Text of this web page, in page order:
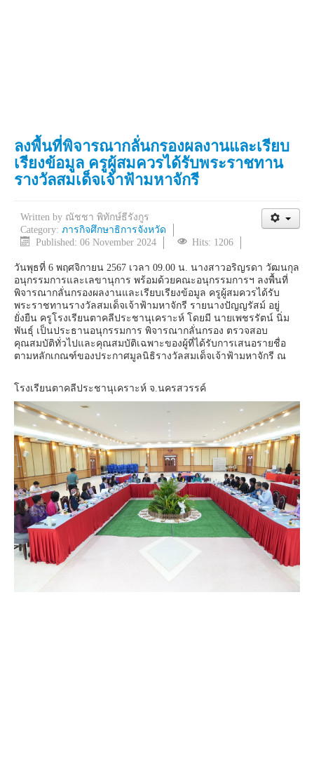
ลงพื้นที่พิจารณากลั่นกรองผลงานและเรียบ
เรียงข้อมูล ครูผู้สมควรได้รับพระราชทาน
รางวัลสมเด็จเจ้าฟ้ามหาจักรี
Written by ณัชชา พิทักษ์ธีรังกูร
Category: ภารกิจศึกษาธิการจังหวัด
Published: 06 November 2024
Hits: 1206
วันพุธที่ 6 พฤศจิกายน 2567 เวลา 09.00 น. นางสาวอริญรดา วัฒนกุล
อนุกรรมการและเลขานุการ พร้อมด้วยคณะอนุกรรมการฯ ลงพื้นที่
พิจารณากลั่นกรองผลงานและเรียบเรียงข้อมูล ครูผู้สมควรได้รับ
พระราชทานรางวัลสมเด็จเจ้าฟ้ามหาจักรี รายนางปัญญรัสม์ อยู่
ยั่งยืน ครูโรงเรียนตาคลีประชานุเคราะห์ โดยมี นายเพชรรัตน์ นิ่ม
พันธุ์ เป็นประธานอนุกรรมการ พิจารณากลั่นกรอง ตรวจสอบ
คุณสมบัติทั่วไปและคุณสมบัติเฉพาะของผู้ที่ได้รับการเสนอรายชื่อ
ตามหลักเกณฑ์ของประกาศมูลนิธิรางวัลสมเด็จเจ้าฟ้ามหาจักรี ณ
โรงเรียนตาคลีประชานุเคราะห์ จ.นครสวรรค์